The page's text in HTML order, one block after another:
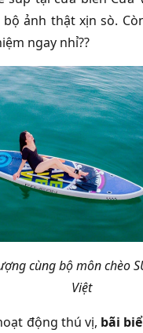
ảnh thật xịn sò.
ngay nhỉ??
cùng bộ môn chèo
Việt
động thú vị, bãi